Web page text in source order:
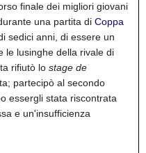
finale dei migliori giovani
una partita di Coppa
sedici anni, di essere un
le lusinghe della rivale di
rifiutò lo stage de
partecipò al secondo
essergli stata riscontrata
e un'insufficienza